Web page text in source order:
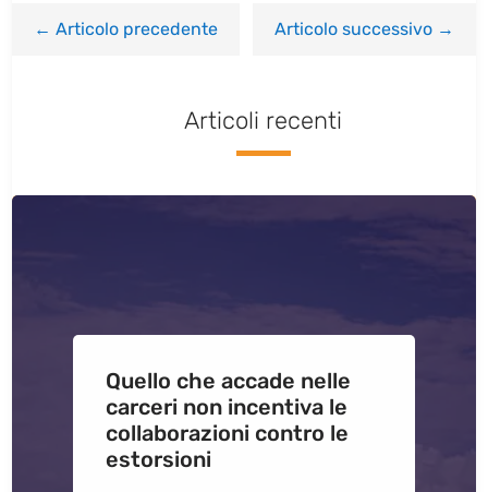
←Articolo precedente Articolo successivo→
Articoli recenti
Quello che accade nelle
carceri non incentiva le
collaborazioni contro le
estorsioni